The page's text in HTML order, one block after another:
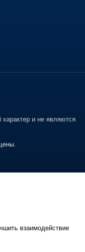
и не являются
взаимодействие